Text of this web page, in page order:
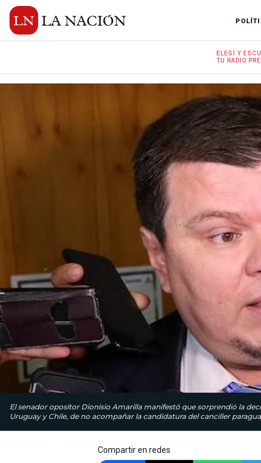
ELEGÍ Y
TU RADIO
El senador opositor Dionisio Amarilla manifestó que sorprendió la
Uruguay y Chile, de no acompañar la candidatura del canciller
Compartir en redes